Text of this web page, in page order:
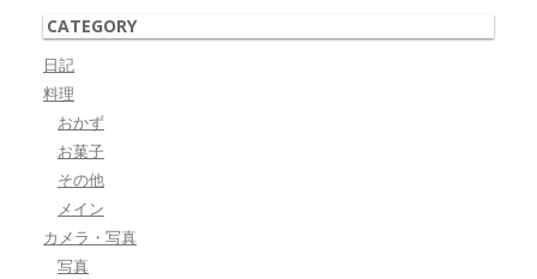
CATEGORY
日記
料理
おかず
お菓子
その他
メイン
カメラ・写真
写真